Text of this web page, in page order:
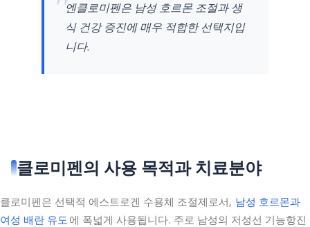
엔클로미펜은 남성 호르몬 조절과 생
식 건강 증진에 매우 적합한 선택지입
니다.
클로미펜의 사용 목적과 치료분야
클로미펜은 선택적 에스트로겐 수용체 조절제로서, 남성 호르몬과
여성 배란 유도 에 폭넓게 사용됩니다. 주로 남성의 저성선 기능항진